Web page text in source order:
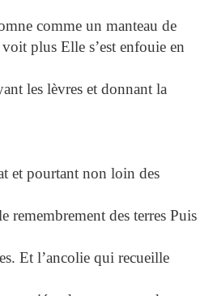
comme un manteau de
plus Elle s’est enfouie en
les lèvres et donnant la
et pourtant non loin des
remembrement des terres Puis
Et l’ancolie qui recueille